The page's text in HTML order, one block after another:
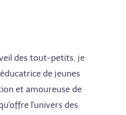
des tout-petits, je
de jeunes
et amoureuse de
l'univers des